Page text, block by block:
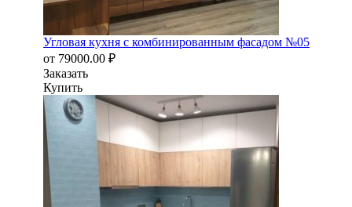
Угловая кухня с комбинированным фасадом №05
от 79000.00 ₽
Заказать
Купить